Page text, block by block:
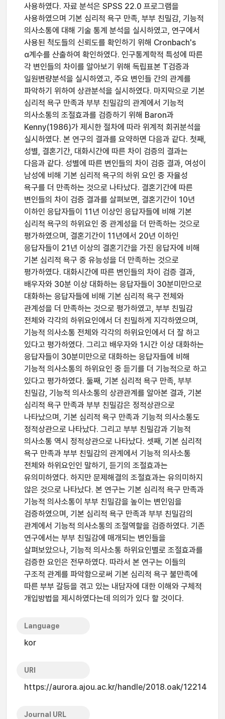
사용하였다. 자료 분석은 SPSS 22.0 프로그램을
사용하였으며 기본 심리적 욕구 만족, 부부 친밀감, 기능적
의사소통에 대해 기술 통계 분석을 실시하였고, 연구에서
사용된 척도들의 신뢰도를 확인하기 위해 Cronbach's
α계수를 산출하여 확인하였다. 인구통계학적 특성에 따른
각 변인들의 차이를 알아보기 위해 독립표본 T검증과
일원변량분석을 실시하였고, 주요 변인들 간의 관계를
파악하기 위하여 상관분석을 실시하였다. 마지막으로 기본
심리적 욕구 만족과 부부 친밀감의 관계에서 기능적
의사소통의 조절효과를 검증하기 위해 Baron과
Kenny(1986)가 제시한 절차에 따라 위계적 회귀분석을
실시하였다. 본 연구의 결과를 요약하면 다음과 같다. 첫째,
성별, 결혼기간, 대화시간에 따른 차이 검증의 결과는
다음과 같다. 성별에 따른 변인들의 차이 검증 결과, 여성이
남성에 비해 기본 심리적 욕구의 하위 요인 중 자율성
욕구를 더 만족하는 것으로 나타났다. 결혼기간에 따른
변인들의 차이 검증 결과를 살펴보면, 결혼기간이 10년
이하인 응답자들이 11년 이상인 응답자들에 비해 기본
심리적 욕구의 하위요인 중 관계성을 더 만족하는 것으로
평가하였으며, 결혼기간이 11년에서 20년 이하인
응답자들이 21년 이상의 결혼기간을 가진 응답자에 비해
기본 심리적 욕구 중 유능성을 더 만족하는 것으로
평가하였다. 대화시간에 따른 변인들의 차이 검증 결과,
배우자와 30분 이상 대화하는 응답자들이 30분미만으로
대화하는 응답자들에 비해 기본 심리적 욕구 전체와
관계성을 더 만족하는 것으로 평가하였고, 부부 친밀감
전체와 각각의 하위요인에서 더 친밀하게 지각하였으며,
기능적 의사소통 전체와 각각의 하위요인에서 더 잘 하고
있다고 평가하였다. 그리고 배우자와 1시간 이상 대화하는
응답자들이 30분미만으로 대화하는 응답자들에 비해
기능적 의사소통의 하위요인 중 듣기를 더 기능적으로 하고
있다고 평가하였다. 둘째, 기본 심리적 욕구 만족, 부부
친밀감, 기능적 의사소통의 상관관계를 알아본 결과, 기본
심리적 욕구 만족과 부부 친밀감은 정적상관으로
나타났으며, 기본 심리적 욕구 만족과 기능적 의사소통도
정적상관으로 나타났다. 그리고 부부 친밀감과 기능적
의사소통 역시 정적상관으로 나타났다. 셋째, 기본 심리적
욕구 만족과 부부 친밀감의 관계에서 기능적 의사소통
전체와 하위요인인 말하기, 듣기의 조절효과는
유의미하였다. 하지만 문제해결의 조절효과는 유의미하지
않은 것으로 나타났다. 본 연구는 기본 심리적 욕구 만족과
기능적 의사소통이 부부 친밀감을 높이는 변인임을
검증하였으며, 기본 심리적 욕구 만족과 부부 친밀감의
관계에서 기능적 의사소통의 조절역할을 검증하였다. 기존
연구에서는 부부 친밀감에 매개되는 변인들을
살펴보았으나, 기능적 의사소통 하위요인별로 조절효과를
검증한 요인은 전무하였다. 따라서 본 연구는 이들의
구조적 관계를 파악함으로써 기본 심리적 욕구 불만족에
따른 부부 갈등을 겪고 있는 내담자에 대한 이해와 구체적
개입방법을 제시하였다는데 의의가 있다 할 것이다.
Language
kor
URI
https://aurora.ajou.ac.kr/handle/2018.oak/12214
Journal URL